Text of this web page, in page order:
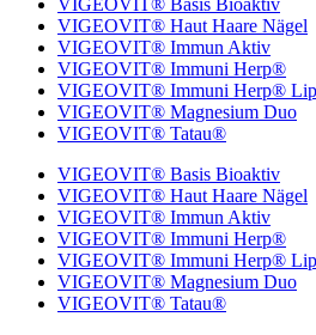
VIGEOVIT® Basis Bioaktiv
VIGEOVIT® Haut Haare Nägel
VIGEOVIT® Immun Aktiv
VIGEOVIT® Immuni Herp®
VIGEOVIT® Immuni Herp®
VIGEOVIT® Magnesium Duo
VIGEOVIT® Tatau®
VIGEOVIT® Basis Bioaktiv
VIGEOVIT® Haut Haare Nägel
VIGEOVIT® Immun Aktiv
VIGEOVIT® Immuni Herp®
VIGEOVIT® Immuni Herp®
VIGEOVIT® Magnesium Duo
VIGEOVIT® Tatau®